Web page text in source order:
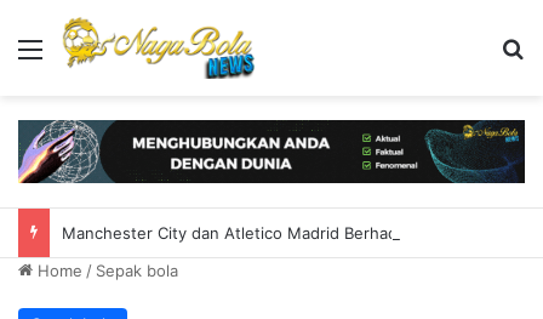
Menu
Home / Sepak bola